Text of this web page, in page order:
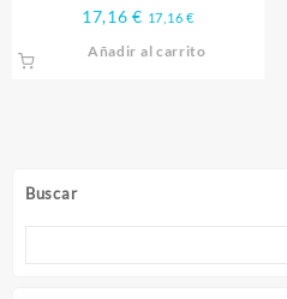
Buscar
17,16€ 17,16 €
Añadir al carrito